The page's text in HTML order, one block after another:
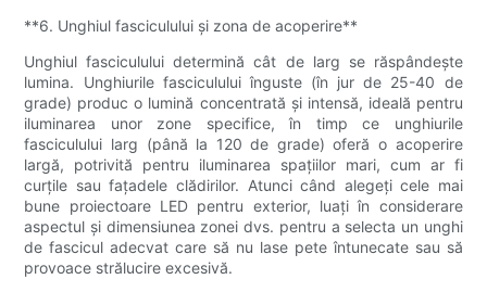
**6. Unghiul fasciculului și zona de acoperire**
Unghiul fasciculului determină cât de larg se răspândește
lumina. Unghiurile fasciculului înguste (în jur de 25-40 de
grade) produc o lumină concentrată și intensă, ideală pentru
iluminarea unor zone specifice, în timp ce unghiurile
fasciculului larg (până la 120 de grade) oferă o acoperire
largă, potrivită pentru iluminarea spațiilor mari, cum ar fi
curțile sau fațadele clădirilor. Atunci când alegeți cele mai
bune proiectoare LED pentru exterior, luați în considerare
aspectul și dimensiunea zonei dvs. pentru a selecta un unghi
de fascicul adecvat care să nu lase pete întunecate sau să
provoace strălucire excesivă.